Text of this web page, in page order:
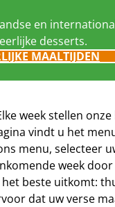
en
desserts.
MAALTIJDEN
week stellen
vindt u het
menu, selecteer
week
beste uitkomt:
dat uw verse